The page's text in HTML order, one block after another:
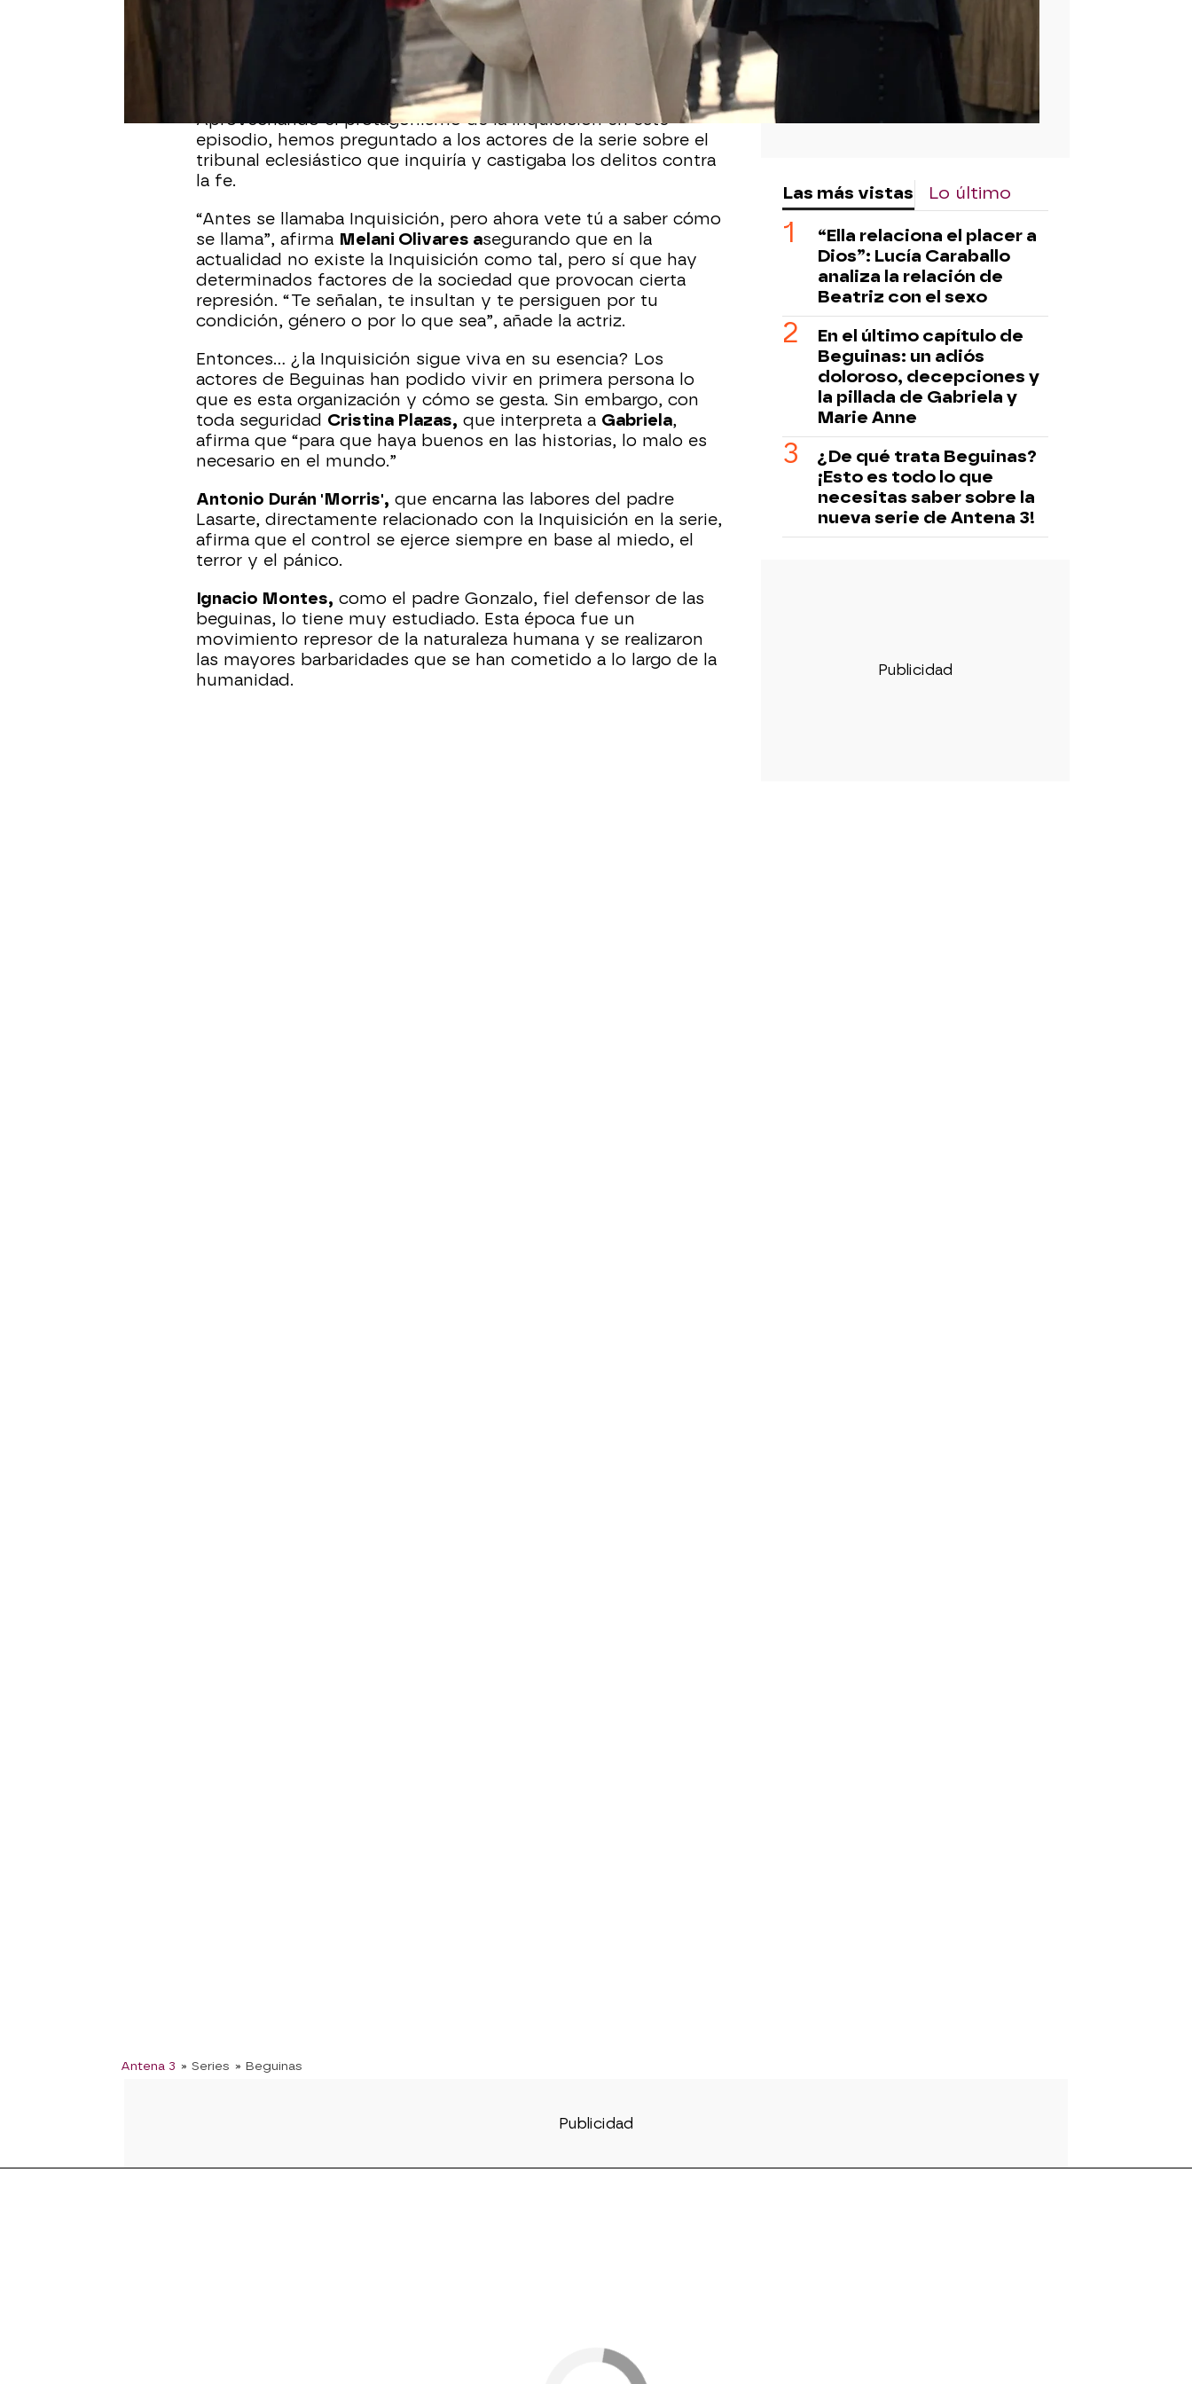
La Santa
ha visitado el beguinato en el cuarto
capítulo de la serie. La enfermedad de
Simón
y el malestar de
Marie Anne
han levantado sospechas y las beguinas han
preparado todo para no ser juzgadas.
Aprovechando el protagonismo de la Inquisición en este
episodio, hemos preguntado a los actores de la serie sobre el
tribunal eclesiástico que inquiría y castigaba los delitos contra
la fe.
“Antes se llamaba Inquisición, pero ahora vete tú a saber cómo
se llama”, afirma Melani Olivares asegurando que en la
actualidad no existe la Inquisición como tal, pero sí que hay
determinados factores de la sociedad que provocan cierta
represión. “Te señalan, te insultan y te persiguen por tu
condición, género o por lo que sea”, añade la actriz.
Entonces… ¿la Inquisición sigue viva en su esencia? Los
actores de Beguinas han podido vivir en primera persona lo
que es esta organización y cómo se gesta. Sin embargo, con
toda seguridad Cristina Plazas, que interpreta a Gabriela,
afirma que “para que haya buenos en las historias, lo malo es
necesario en el mundo.”
Antonio Durán 'Morris', que encarna las labores del padre
Lasarte, directamente relacionado con la Inquisición en la serie,
afirma que el control se ejerce siempre en base al miedo, el
terror y el pánico.
Ignacio Montes, como el padre Gonzalo, fiel defensor de las
beguinas, lo tiene muy estudiado. Esta época fue un
movimiento represor de la naturaleza humana y se realizaron
las mayores barbaridades que se han cometido a lo largo de la
humanidad.
Antena 3 » Series » Beguinas
Las más vistas Lo último
“Ella relaciona el placer a
Dios”: Lucía Caraballo
analiza la relación de
Beatriz con el sexo
En el último capítulo de
Beguinas: un adiós
doloroso, decepciones y
la pillada de Gabriela y
Marie Anne
¿De qué trata Beguinas?
¡Esto es todo lo que
necesitas saber sobre la
nueva serie de Antena 3!